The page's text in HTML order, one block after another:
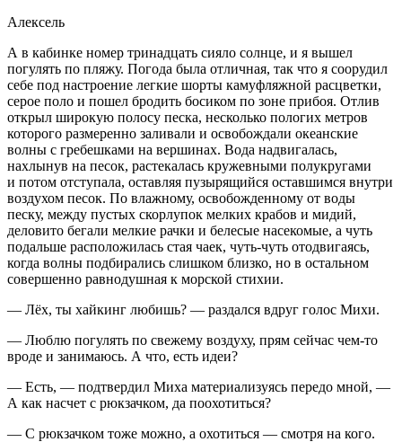
Алексель
А в кабинке номер тринадцать сияло солнце, и я вышел
погулять по пляжу. Погода была отличная, так что я соорудил
себе под настроение легкие шорты камуфляжной расцветки,
серое поло и пошел бродить босиком по зоне прибоя. Отлив
открыл широкую полосу песка, несколько пологих метров
которого размеренно заливали и освобождали океанские
волны с гребешками на вершинах. Вода надвигалась,
нахлынув на песок, растекалась кружевными полукругами
и потом отступала, оставляя пузырящийся оставшимся внутри
воздухом песок. По влажному, освобожденному от воды
песку, между пустых скорлупок мелких крабов и мидий,
деловито бегали мелкие рачки и белесые насекомые, а чуть
подальше расположилась стая чаек, чуть-чуть отодвигаясь,
когда волны подбирались слишком близко, но в остальном
совершенно равнодушная к морской стихии.
— Лёх, ты хайкинг любишь? — раздался вдруг голос Михи.
— Люблю погулять по свежему воздуху, прям сейчас чем-то
вроде и занимаюсь. А что, есть идеи?
— Есть, — подтвердил Миха материализуясь передо мной, —
А как насчет с рюкзачком, да поохотиться?
— С рюкзачком тоже можно, а охотиться — смотря на кого.